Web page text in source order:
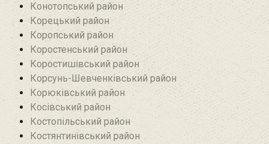
Конотопський район
Корецький район
Коропський район
Коростенський район
Коростишівський район‎
Корсунь-Шевченківський район
Корюківський район
Косівський район
Костопільський район
Костянтинівський район‎